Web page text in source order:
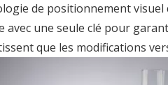
de positionnement
avec une seule clé pour
que les modifications